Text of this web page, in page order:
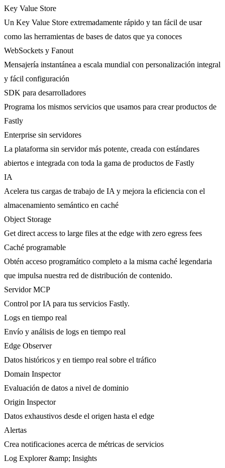
Key Value Store
Un Key Value Store extremadamente rápido y tan fácil de usar
como las herramientas de bases de datos que ya conoces
WebSockets y Fanout
Mensajería instantánea a escala mundial con personalización integral
y fácil configuración
SDK para desarrolladores
Programa los mismos servicios que usamos para crear productos de
Fastly
Enterprise sin servidores
La plataforma sin servidor más potente, creada con estándares
abiertos e integrada con toda la gama de productos de Fastly
IA
Acelera tus cargas de trabajo de IA y mejora la eficiencia con el
almacenamiento semántico en caché
Object Storage
Get direct access to large files at the edge with zero egress fees
Caché programable
Obtén acceso programático completo a la misma caché legendaria
que impulsa nuestra red de distribución de contenido.
Servidor MCP
Control por IA para tus servicios Fastly.
Logs en tiempo real
Envío y análisis de logs en tiempo real
Edge Observer
Datos históricos y en tiempo real sobre el tráfico
Domain Inspector
Evaluación de datos a nivel de dominio
Origin Inspector
Datos exhaustivos desde el origen hasta el edge
Alertas
Crea notificaciones acerca de métricas de servicios
Log Explorer &amp; Insights